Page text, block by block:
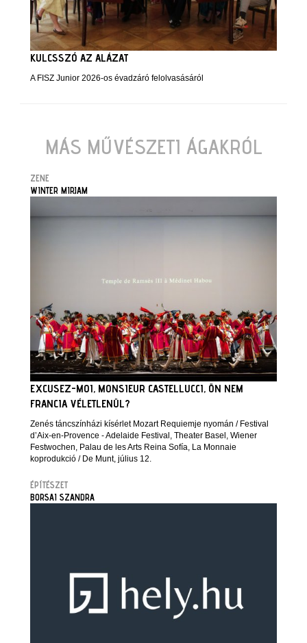
KULCSSZÓ AZ ALÁZAT
A FISZ Junior 2026-os évadzáró felolvasásáról
MÁS MŰVÉSZETI ÁGAKRÓL
ZENE
WINTER MIRJAM
EXCUSEZ-MOI, MONSIEUR CASTELLUCCI, ÖN NEM
FRANCIA VÉLETLENÜL?
Zenés táncszínházi kísérlet Mozart Requiemje nyomán / Festival
d’Aix-en-Provence - Adelaide Festival, Theater Basel, Wiener
Festwochen, Palau de les Arts Reina Sofía, La Monnaie
koprodukció / De Munt, július 12.
ÉPÍTÉSZET
BORSAI SZANDRA